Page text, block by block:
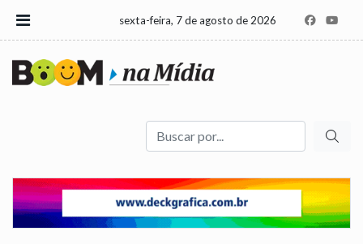
sexta-feira, 7 de agosto de 2026
Buscar